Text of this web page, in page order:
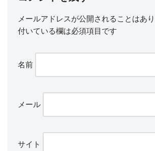
メールアドレスが公開されることはあり
付いている欄は必須項目です
名前
メール
サイト